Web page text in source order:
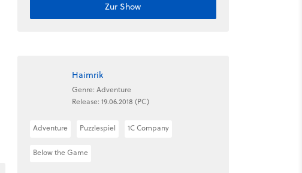
Zur Show
Haimrik
Genre: Adventure
Release: 19.06.2018 (PC)
Adventure Puzzlespiel 1C Company
Below the Game